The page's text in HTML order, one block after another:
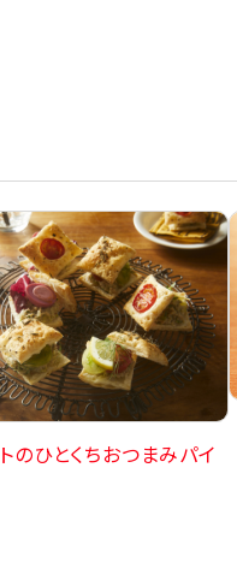
のひとくちおつまみパイ